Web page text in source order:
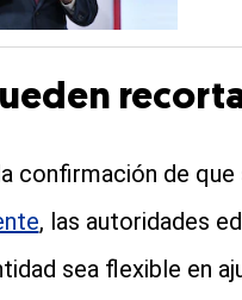
confirmación de que
, las autoridades
sea flexible en